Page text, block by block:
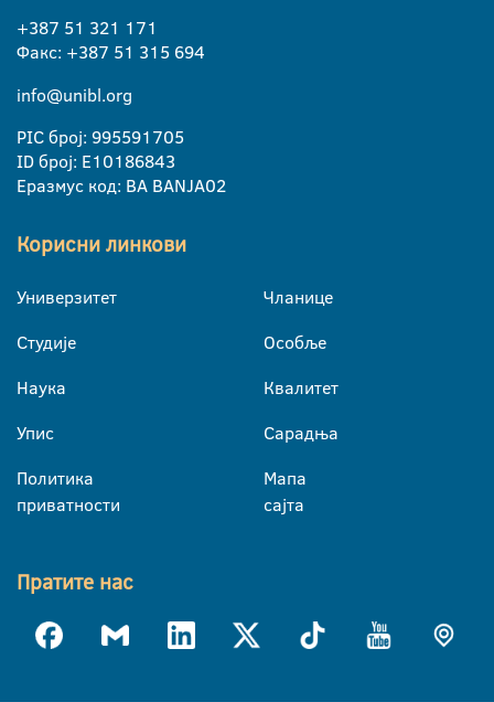
+387 51 321 171
Факс: +387 51 315 694
info@unibl.org
PIC број: 995591705
ID број: E10186843
Еразмус код: BA BANJA02
Корисни линкови
Универзитет
Студије
Наука
Упис
Политика
приватности
Чланице
Особље
Квалитет
Сарадња
Мапа
сајта
Пратите нас